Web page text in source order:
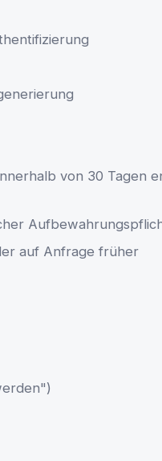
von 30 Tagen
auf Anfrage früher